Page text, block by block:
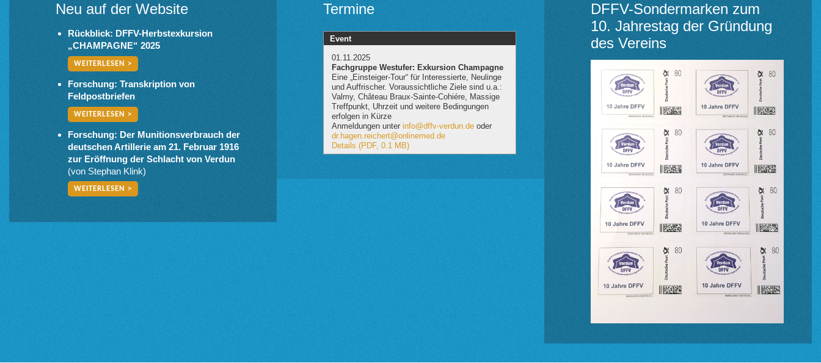
Neu auf der Website
Rückblick: DFFV-Herbstexkursion
„CHAMPAGNE“ 2025
WEITERLESEN >
Forschung: Transkription von
Feldpostbriefen
WEITERLESEN >
Forschung: Der Munitionsverbrauch der
deutschen Artillerie am 21. Februar 1916
zur Eröffnung der Schlacht von Verdun
(von Stephan Klink)
WEITERLESEN >
Termine
Event
01.11.2025
Fachgruppe Westufer: Exkursion Champagne
Eine „Einsteiger-Tour“ für Interessierte, Neulinge
und Auffrischer. Voraussichtliche Ziele sind u.a.:
Valmy, Château Braux-Sainte-Cohiére, Massige
Treffpunkt, Uhrzeit und weitere Bedingungen
erfolgen in Kürze
Anmeldungen unter info@dffv-verdun.deoder
dr.hagen.reichert@onlinemed.de
Details (PDF, 0.1 MB)
DFFV-Sondermarken zum
10. Jahrestag der Gründung
des Vereins